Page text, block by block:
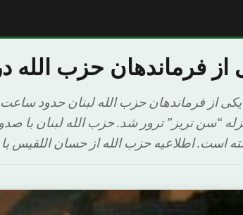
فرماندهان حزب الله
از فرماندهان حزب الله لبنان حدود
“سن تریز” ترور شد. حزب الله لبنان با
است. اطلاعیه حزب الله از حسان اللقیس با